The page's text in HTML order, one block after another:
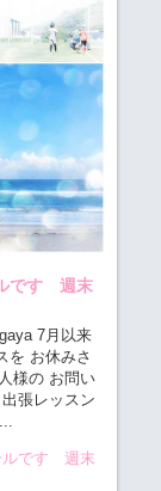
です 週末
7月以来
を お休みさ
様の お問い
張レッスン
ルです 週末